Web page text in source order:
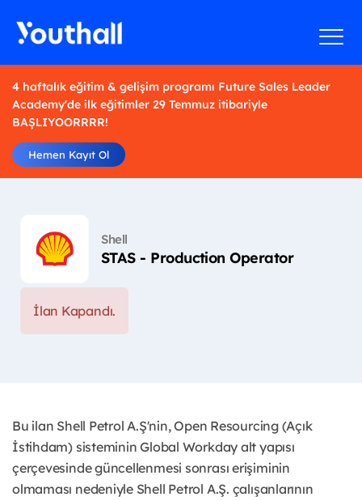
4 haftalık eğitim & gelişim programı Future Sales Leader
Academy'de ilk eğitimler 29 Temmuz itibariyle
BAŞLIYOORRRR!
Hemen Kayıt Ol
Shell
STAS - Production Operator
İlan Kapandı.
Bu ilan Shell Petrol A.Ş'nin, Open Resourcing (Açık
İstihdam) sisteminin Global Workday alt yapısı
çerçevesinde güncellenmesi sonrası erişiminin
olmaması nedeniyle Shell Petrol A.Ş. çalışanlarının